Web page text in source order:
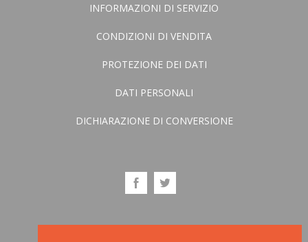
INFORMAZIONI DI SERVIZIO
CONDIZIONI DI VENDITA
PROTEZIONE DEI DATI
DATI PERSONALI
DICHIARAZIONE DI CONVERSIONE